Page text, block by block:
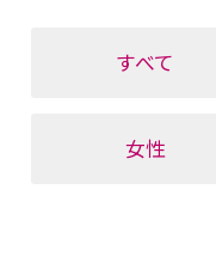
すべて
女性